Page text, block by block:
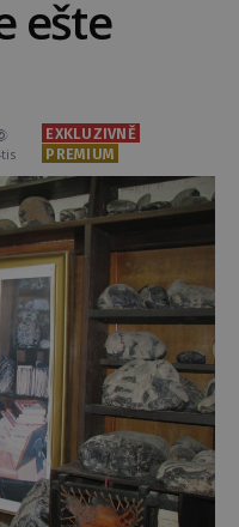
ešte
EXKLUZIVNĚ
PREMIUM